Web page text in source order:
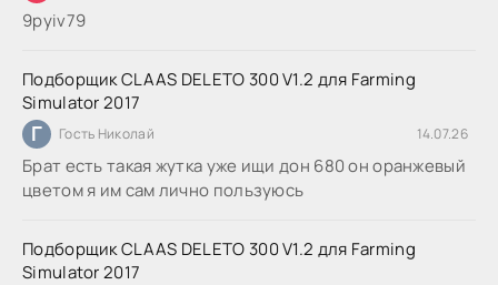
9руіv79
Подборщик CLAAS DELETO 300 V1.2 для Farming
Simulator 2017
Г Гость Николай 14.07.26
Брат есть такая жутка уже ищи дон 680 он оранжевый
цветом я им сам лично пользуюсь
Подборщик CLAAS DELETO 300 V1.2 для Farming
Simulator 2017